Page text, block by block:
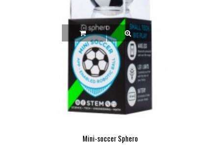
Mini-soccer Sphero